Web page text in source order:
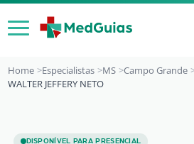
Ir para o conteúdo
Home Especialistas MS Campo Grande
WALTER JEFFERY NETO
DISPONÍVEL PARA PRESENCIAL